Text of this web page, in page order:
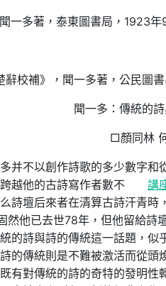
聞一多著，泰東圖書局，1923
辭校補》，聞一多著，公民圖
聞一多：傳統的
□顏同林
并不以創作詩歌的多少數字
越他的古詩寫作者數不
講
詩壇后來者在清算古詩汗青
然他已去世78年，但他留給
的詩與詩的傳統這一話題，
的傳統則是不難被激活而從
有對傳統的詩的奇特的發明